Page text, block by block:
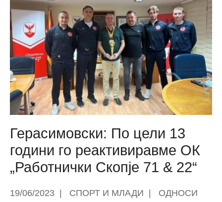
е
221
непрописно
паркирано
возило
на
територија
на
Општина
Центар
Герасимовски: По цели 13
години го реактивиравме ОК
„Работнички Скопје 71 & 22“
19/06/2023 | СПОРТ И МЛАДИ |
ОДНОСИ